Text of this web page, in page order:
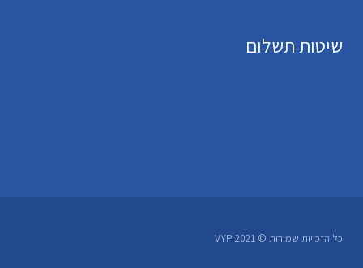
שיטות תשלום
כל הזכויות שמורות © VYP 2021